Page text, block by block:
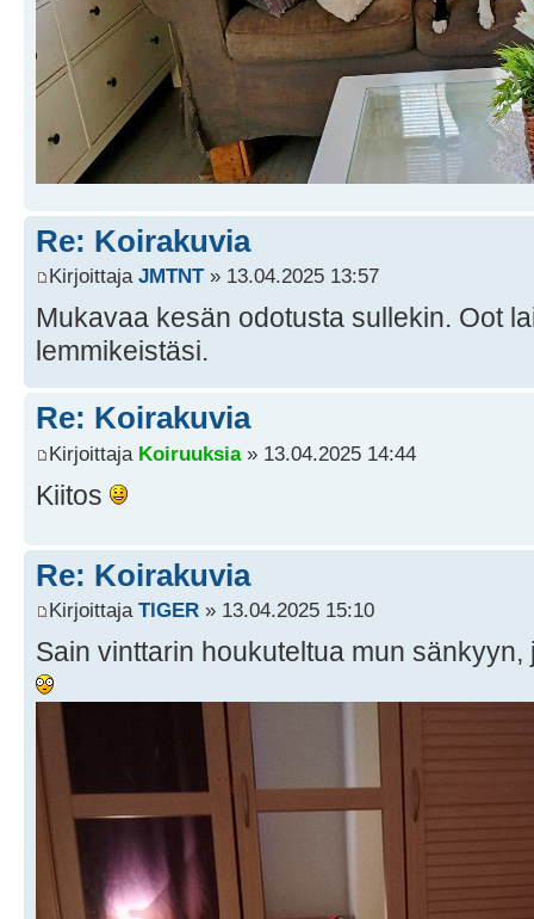
Re: Koirakuvia
Kirjoittaja JMTNT» 13.04.2025 13:57
Mukavaa kesän odotusta sullekin. Oot
lemmikeistäsi.
Re: Koirakuvia
Kirjoittaja Koiruuksia» 13.04.2025 14:44
Kiitos
Re: Koirakuvia
Kirjoittaja TlGER » 13.04.2025 15:10
Sain vinttarin houkuteltua mun